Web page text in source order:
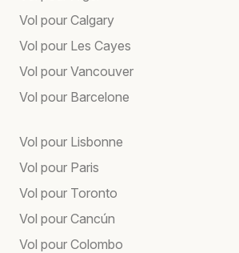
Vol pour Calgary
Vol pour Les Cayes
Vol pour Vancouver
Vol pour Barcelone
Vol pour Lisbonne
Vol pour Paris
Vol pour Toronto
Vol pour Cancún
Vol pour Colombo